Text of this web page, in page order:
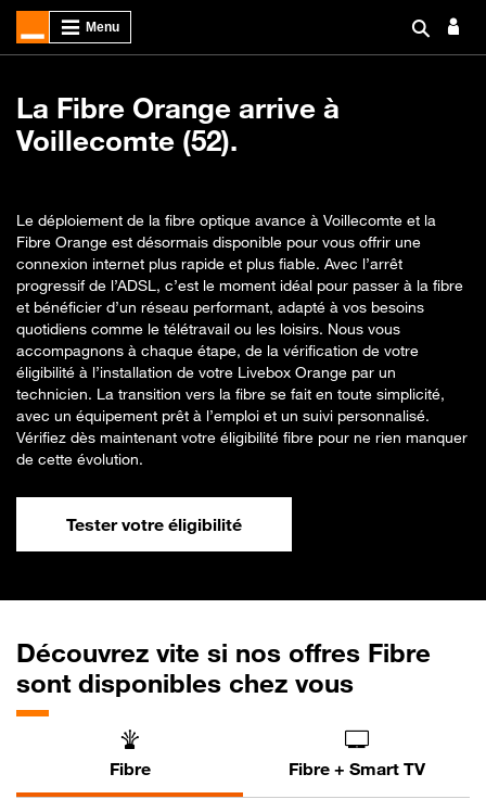
La Fibre Orange arrive à
Voillecomte (52).
Le déploiement de la fibre optique avance à Voillecomte et la
Fibre Orange est désormais disponible pour vous offrir une
connexion internet plus rapide et plus fiable. Avec l’arrêt
progressif de l’ADSL, c’est le moment idéal pour passer à la fibre
et bénéficier d’un réseau performant, adapté à vos besoins
quotidiens comme le télétravail ou les loisirs. Nous vous
accompagnons à chaque étape, de la vérification de votre
éligibilité à l’installation de votre Livebox Orange par un
technicien. La transition vers la fibre se fait en toute simplicité,
avec un équipement prêt à l’emploi et un suivi personnalisé.
Vérifiez dès maintenant votre éligibilité fibre pour ne rien manquer
de cette évolution.
Tester votre éligibilité
Découvrez vite si nos offres Fibre
sont disponibles chez vous
Fibre Fibre + Smart TV